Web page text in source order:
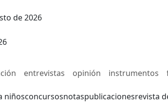
de 2026
entrevistas opinión instrumentos
niñosconcursosnotaspublicacionesrevista